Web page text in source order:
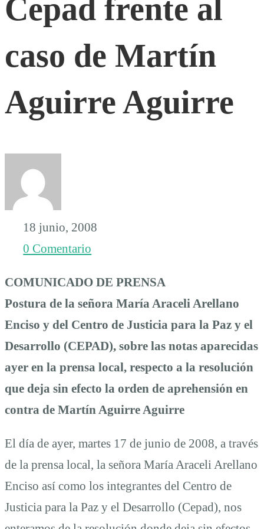
frente
al
caso
de
Martín
Aguirre
Aguirre
Cepad frente al
caso de Martín
Aguirre Aguirre
18 junio, 2008
0 Comentario
COMUNICADO DE PRENSA
Postura de la señora María Araceli Arellano
Enciso y del Centro de Justicia para la Paz y el
Desarrollo (CEPAD), sobre las notas aparecidas
ayer en la prensa local, respecto a la resolución
que deja sin efecto la orden de aprehensión en
contra de Martín Aguirre Aguirre
El día de ayer, martes 17 de junio de 2008, a través
de la prensa local, la señora María Araceli Arellano
Enciso así como los integrantes del Centro de
Justicia para la Paz y el Desarrollo (Cepad), nos